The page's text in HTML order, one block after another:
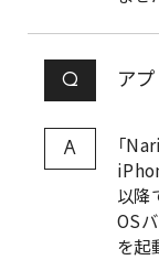
Q ア
A
「
以降
OS
を起